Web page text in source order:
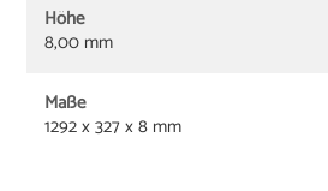
Höhe
8,00 mm
Maße
1292 x 327 x 8 mm